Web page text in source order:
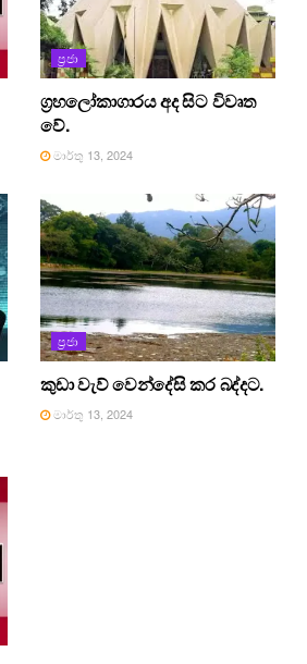
ප්‍රජා
ග්‍රහලෝකාගාරය අද සිට විවෘත
වේ.
මාර්තු 13, 2024
ප්‍රජා
කුඩා වැව් වෙන්දේසි කර බද්දට.
මාර්තු 13, 2024